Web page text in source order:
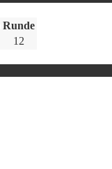
Runde
12